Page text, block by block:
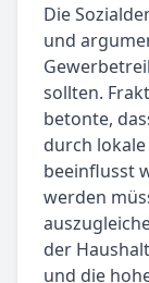
Die
und
sollten.
betonte,
durch
beeinflusst
werden
der
und die